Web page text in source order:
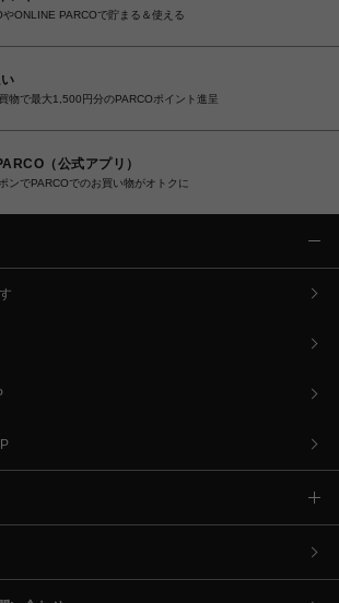
やONLINE PARCOで貯まる＆使える
物で最大1,500円分のPARCOポイント進呈
（公式アプリ）
ンでPARCOでのお買い物がオトクに